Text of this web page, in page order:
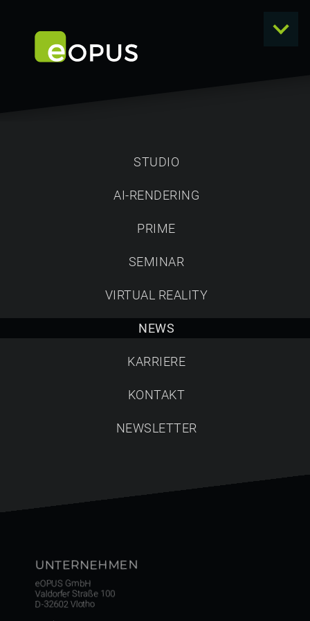
STUDIO
AI-RENDERING
PRIME
SEMINAR
VIRTUAL REALITY
NEWS
KARRIERE
KONTAKT
NEWSLETTER
UNTERNEHMEN
eOPUS GmbH
Valdorfer Straße 100
D-32602 Vlotho